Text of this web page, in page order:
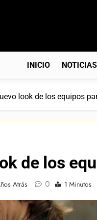
INICIO NOTICIAS
look de los equipos
de los
Atrás 0 1 Minutos